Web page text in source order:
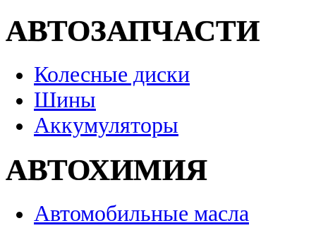
АВТОЗАПЧАСТИ
Колесные диски
Шины
Аккумуляторы
АВТОХИМИЯ
Автомобильные масла